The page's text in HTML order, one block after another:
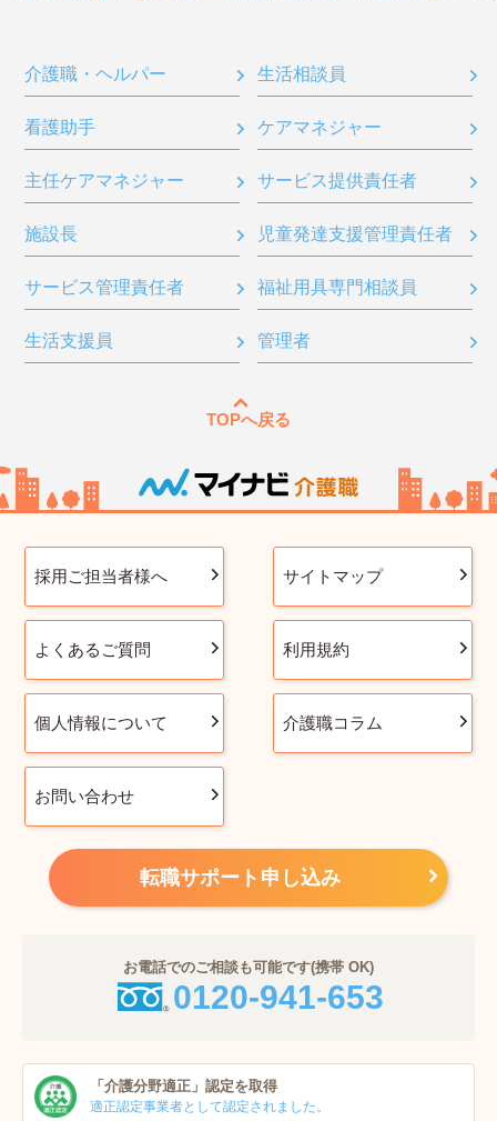
介護職・ヘルパー 生活相談員
看護助手 ケアマネジャー
主任ケアマネジャー サービス提供責任者
施設長 児童発達支援管理責任者
サービス管理責任者 福祉用具専門相談員
生活支援員 管理者
TOPへ戻る
採用ご担当者様へ サイトマップ
よくあるご質問 利用規約
個人情報について 介護職コラム
お問い合わせ
転職サポート申し込み
お電話でのご相談も可能です(携帯 OK)
0120-941-653
「介護分野適正」 認定を取得
適正認定事業者として認定されました。